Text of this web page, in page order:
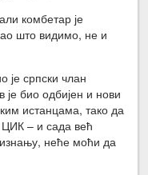
комбетар је
што видимо, не и
је српски члан
био одбијен и нови
истанцама, тако да
ЦИК – и сада већ
неће моћи да